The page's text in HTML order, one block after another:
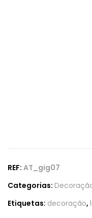
REF: AT_gig07
Categorias:
Etiquetas: decoração,